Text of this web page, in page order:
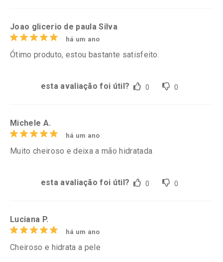
Joao glicerio de paula Silva
há um ano
Ótimo produto, estou bastante satisfeito.
esta avaliação foi útil? 0 0
Michele A.
há um ano
Muito cheiroso e deixa a mão hidratada
esta avaliação foi útil? 0 0
Luciana P.
há um ano
Cheiroso e hidrata a pele